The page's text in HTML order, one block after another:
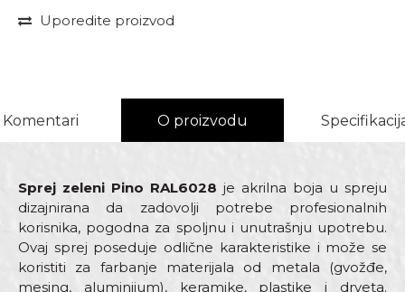
Uporedite proizvod
Komentari O proizvodu
Sprej zeleni Pino RAL6028 je akrilna boja u spreju
dizajnirana da zadovolji potrebe profesionalnih
korisnika, pogodna za spoljnu i unutrašnju upotrebu.
Ovaj sprej poseduje odlične karakteristike i može se
koristiti za farbanje materijala od metala (gvožđe,
mesing, aluminijum), keramike, plastike i drveta.